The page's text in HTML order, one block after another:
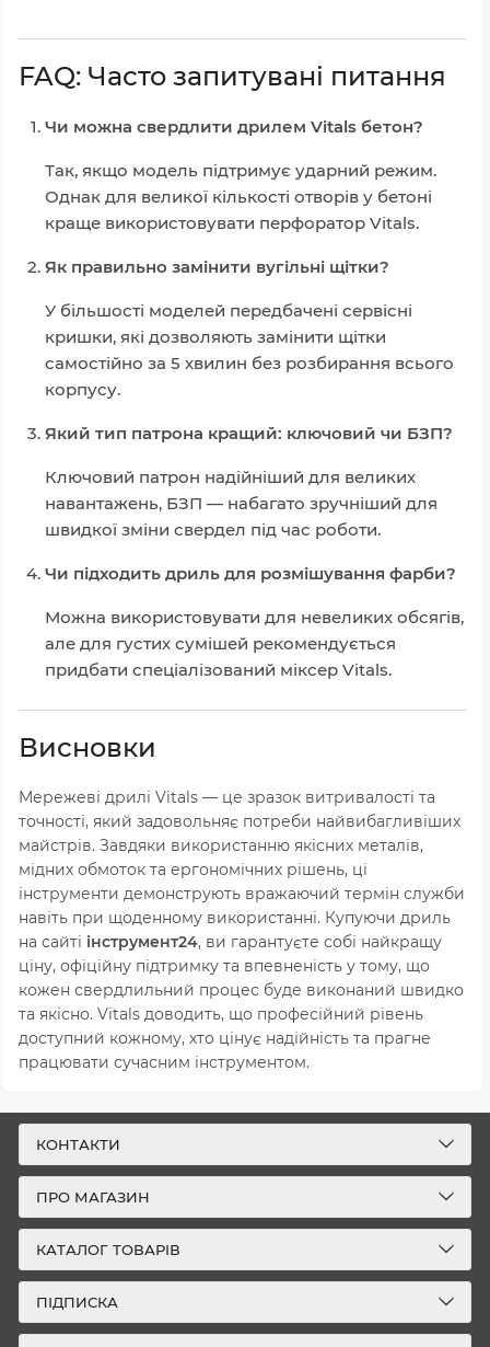
FAQ: Часто запитувані питання
Чи можна свердлити дрилем Vitals бетон?
Так, якщо модель підтримує ударний режим.
Однак для великої кількості отворів у бетоні
краще використовувати перфоратор Vitals.
Як правильно замінити вугільні щітки?
У більшості моделей передбачені сервісні
кришки, які дозволяють замінити щітки
самостійно за 5 хвилин без розбирання всього
корпусу.
Який тип патрона кращий: ключовий чи БЗП?
Ключовий патрон надійніший для великих
навантажень, БЗП — набагато зручніший для
швидкої зміни свердел під час роботи.
Чи підходить дриль для розмішування фарби?
Можна використовувати для невеликих обсягів,
але для густих сумішей рекомендується
придбати спеціалізований міксер Vitals.
Висновки
Мережеві дрилі Vitals — це зразок витривалості та
точності, який задовольняє потреби найвибагливіших
майстрів. Завдяки використанню якісних металів,
мідних обмоток та ергономічних рішень, ці
інструменти демонструють вражаючий термін служби
навіть при щоденному використанні. Купуючи дриль
на сайті інструмент24, ви гарантуєте собі найкращу
ціну, офіційну підтримку та впевненість у тому, що
кожен свердлильний процес буде виконаний швидко
та якісно. Vitals доводить, що професійний рівень
доступний кожному, хто цінує надійність та прагне
працювати сучасним інструментом.
КОНТАКТИ
ПРО МАГАЗИН
КАТАЛОГ ТОВАРІВ
ПІДПИСКА